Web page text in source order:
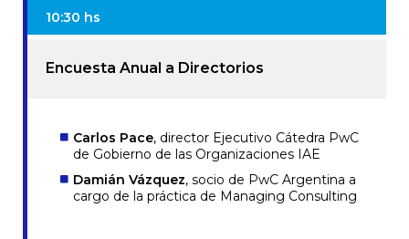
10:30 hs
Encuesta Anual a Directorios
Carlos Pace, director Ejecutivo Cátedra PwC
de Gobierno de las Organizaciones IAE
Damián Vázquez, socio de PwC Argentina a
cargo de la práctica de Managing Consulting